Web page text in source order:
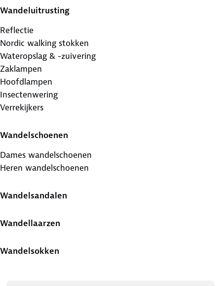
Wandeluitrusting
Reflectie
Nordic walking stokken
Wateropslag & -zuivering
Zaklampen
Hoofdlampen
Insectenwering
Verrekijkers
Wandelschoenen
Dames wandelschoenen
Heren wandelschoenen
Wandelsandalen
Wandellaarzen
Wandelsokken